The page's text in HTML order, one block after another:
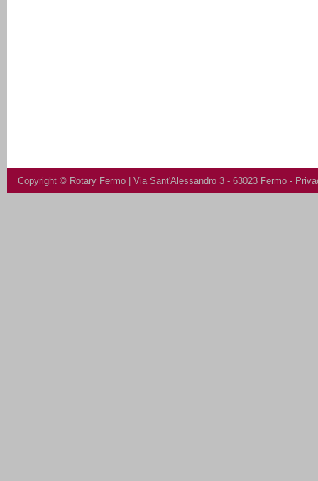
Copyright © Rotary Fermo | Via Sant'Alessandro 3 - 63023 Fermo -